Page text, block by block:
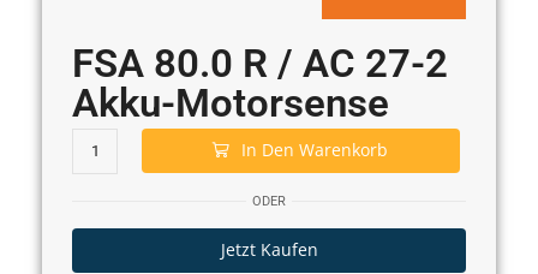
FSA 80.0 R / AC 27-2
Akku-Motorsense
In Den Warenkorb
ODER
Jetzt Kaufen